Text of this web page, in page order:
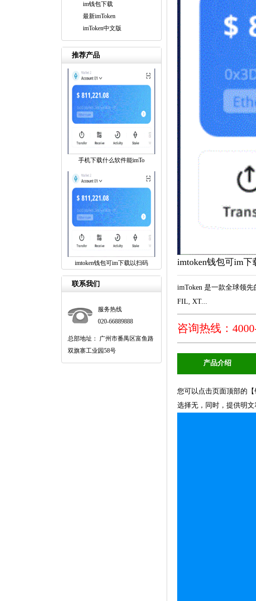
im钱包下载
最新imToken
imToken中文版
推荐产品
手机下载什么软件能imTo
imtoken钱包可im下载以扫码
联系我们
服务热线
020-66889888
总部地址： 广州市番禺区富鱼路
双旗寨工业园58号
imtoken钱包可im
imToken 是一款全球领
FIL, XT...
咨询热线：
产品介绍
您可以点击页面顶部的
选择无，同时，提供明文